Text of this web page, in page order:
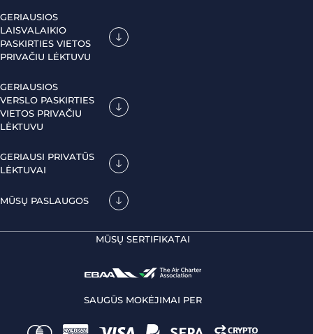
GERIAUSIOS
LAISVALAIKIO
PASKIRTIES VIETOS
PRIVAČIU LĖKTUVU
GERIAUSIOS
VERSLO PASKIRTIES
VIETOS PRIVAČIU
LĖKTUVU
GERIAUSI PRIVATŪS
LĖKTUVAI
MŪSŲ PASLAUGOS
MŪSŲ SERTIFIKATAI
SAUGŪS MOKĖJIMAI PER